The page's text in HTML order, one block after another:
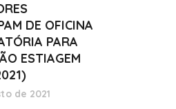
DE OFICINA
PARA
ESTIAGEM
de 2021